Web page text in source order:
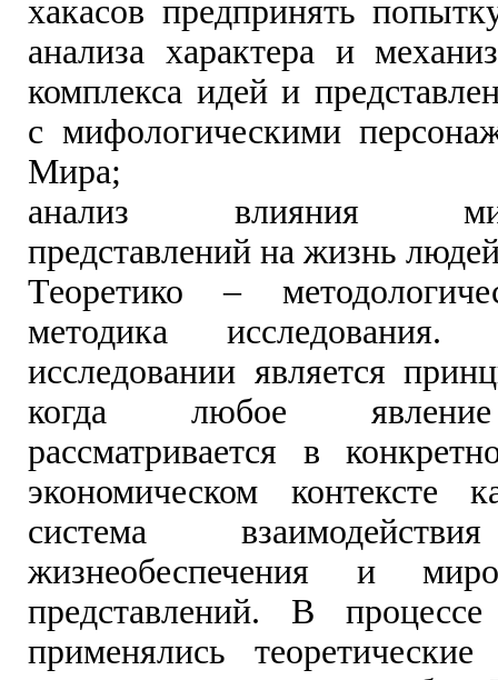
хакасов предпринять
анализа характера и
комплекса идей и
с мифологическими
Мира;
анализ влияния
представлений на жизнь
Теоретико –
методика
исследовании является
когда любое
рассматривается в
экономическом контексте
система
жизнеобеспечения и
представлений. В процессе
применялись